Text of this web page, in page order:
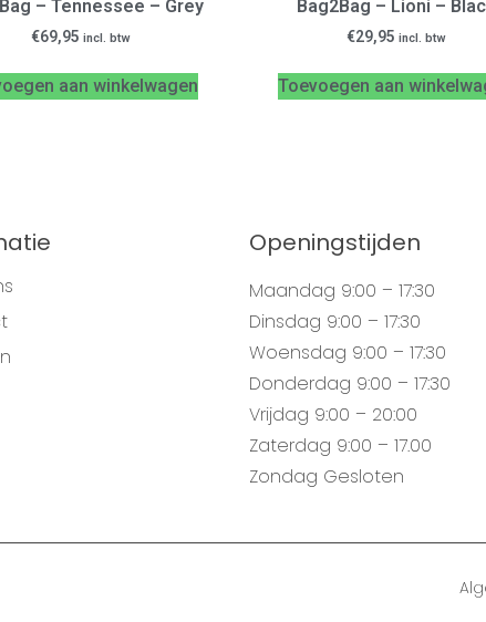
– Tennessee – Grey
€69,95 incl. btw
aan winkelwagen
Bag2Bag – Lioni –
€29,95 incl. btw
Toevoegen aan
Openingstijden
Maandag 9:00 – 17:30
Dinsdag 9:00 – 17:30
Woensdag 9:00 – 17:30
Donderdag 9:00 – 17:30
Vrijdag 9:00 – 20:00
Zaterdag 9:00 – 17.00
Zondag Gesloten